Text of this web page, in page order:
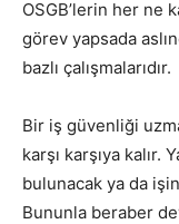
OSGB’lerin her ne
görev yapsada
bazlı çalışmalarıdır.
Bir iş güvenliği
karşı karşıya kalır.
bulunacak ya da
Bununla beraber